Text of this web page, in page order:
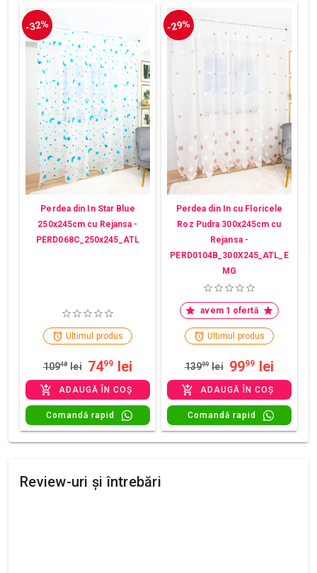
-32%
Perdea din In Star Blue
250x245cm cu Rejansa -
PERD068C_250x245_ATL
Ultimul produs
10948 lei 7499 lei
ADAUGĂ ÎN COȘ
Comandă rapid
-29%
Perdea din In cu Floricele
Roz Pudra 300x245cm cu
Rejansa -
PERD0104B_300X245_ATL_E
MG
avem 1 ofertă
Ultimul produs
13999 lei 9999 lei
ADAUGĂ ÎN COȘ
Comandă rapid
Review-uri și întrebări